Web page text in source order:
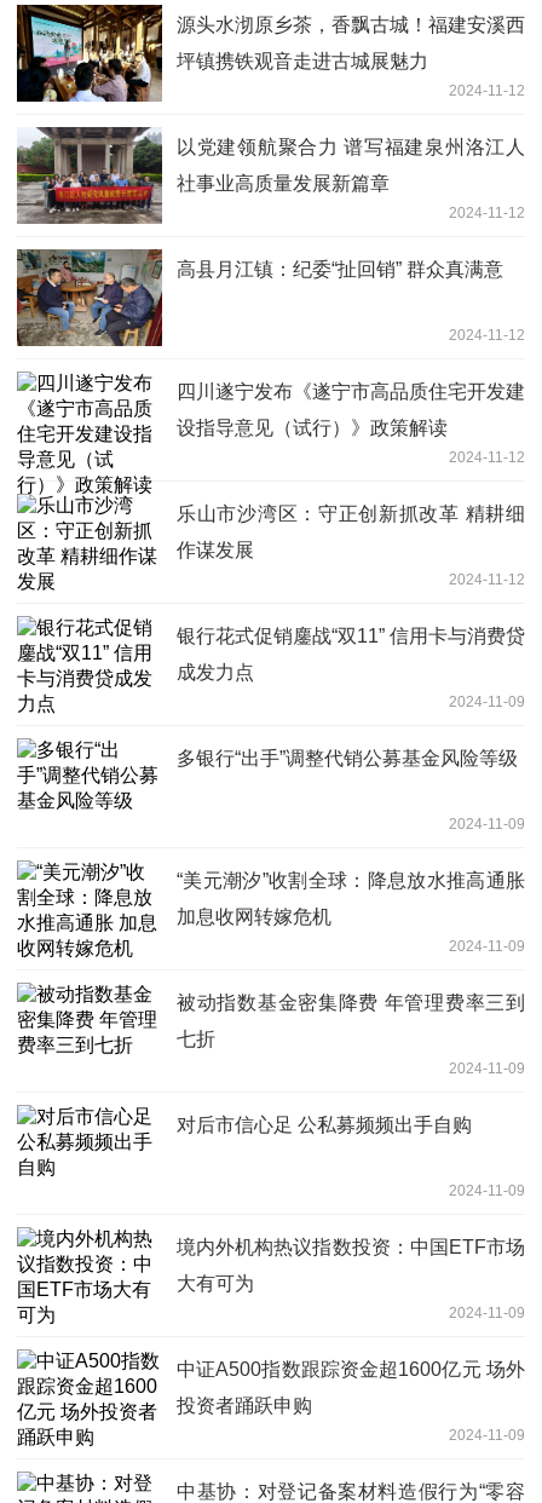
源头水沏原乡茶，香飘古城！福建安溪西
坪镇携铁观音走进古城展魅力
2024-11-12
以党建领航聚合力 谱写福建泉州洛江人
社事业高质量发展新篇章
2024-11-12
高县月江镇：纪委“扯回销” 群众真满意
2024-11-12
四川遂宁发布《遂宁市高品质住宅开发建
设指导意见（试行）》政策解读
2024-11-12
乐山市沙湾区：守正创新抓改革 精耕细
作谋发展
2024-11-12
银行花式促销鏖战“双11” 信用卡与消费贷
成发力点
2024-11-09
多银行“出手”调整代销公募基金风险等级
2024-11-09
“美元潮汐”收割全球：降息放水推高通胀
加息收网转嫁危机
2024-11-09
被动指数基金密集降费 年管理费率三到
七折
2024-11-09
对后市信心足 公私募频频出手自购
2024-11-09
境内外机构热议指数投资：中国ETF市场
大有可为
2024-11-09
中证A500指数跟踪资金超1600亿元 场外
投资者踊跃申购
2024-11-09
中基协：对登记备案材料造假行为“零容